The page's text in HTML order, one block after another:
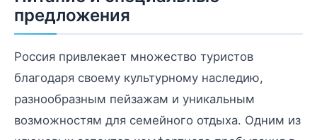
предложения
Россия привлекает множество туристов
благодаря своему культурному наследию,
разнообразным пейзажам и уникальным
возможностям для семейного отдыха. Одним из